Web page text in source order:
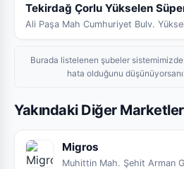
Tekirdağ Çorlu Yükselen
Burada listelenen şubeler sistemimizde
hata olduğunu
Yakındaki Diğer Marketler
Migros